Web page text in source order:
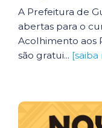
A Prefeitura de
abertas para o
Acolhimento aos
são gratui... [saiba